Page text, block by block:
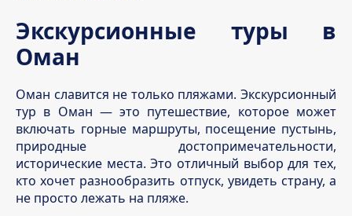
Экскурсионные туры в
Оман
Оман славится не только пляжами. Экскурсионный
тур в Оман — это путешествие, которое может
включать горные маршруты, посещение пустынь,
природные достопримечательности,
исторические места. Это отличный выбор для тех,
кто хочет разнообразить отпуск, увидеть страну, а
не просто лежать на пляже.